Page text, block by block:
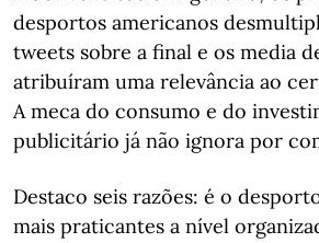
desportos americanos
tweets sobre a final e os media
atribuíram uma relevância ao
A meca do consumo e do
publicitário já não ignora por
Destaco seis razões: é o
mais praticantes a nível